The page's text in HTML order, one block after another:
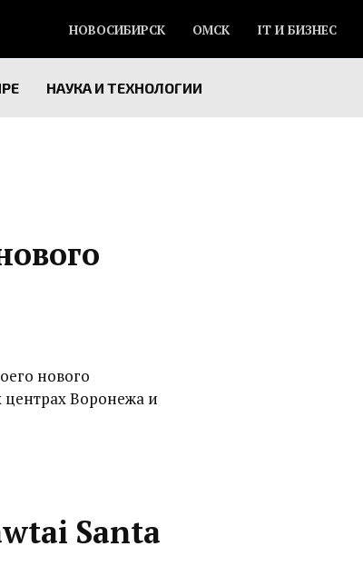
НОВОСИБИРСК ОМСК IT И БИЗНЕС
НАУКА И ТЕХНОЛОГИИ
нового
центрах Воронежа и
Santa